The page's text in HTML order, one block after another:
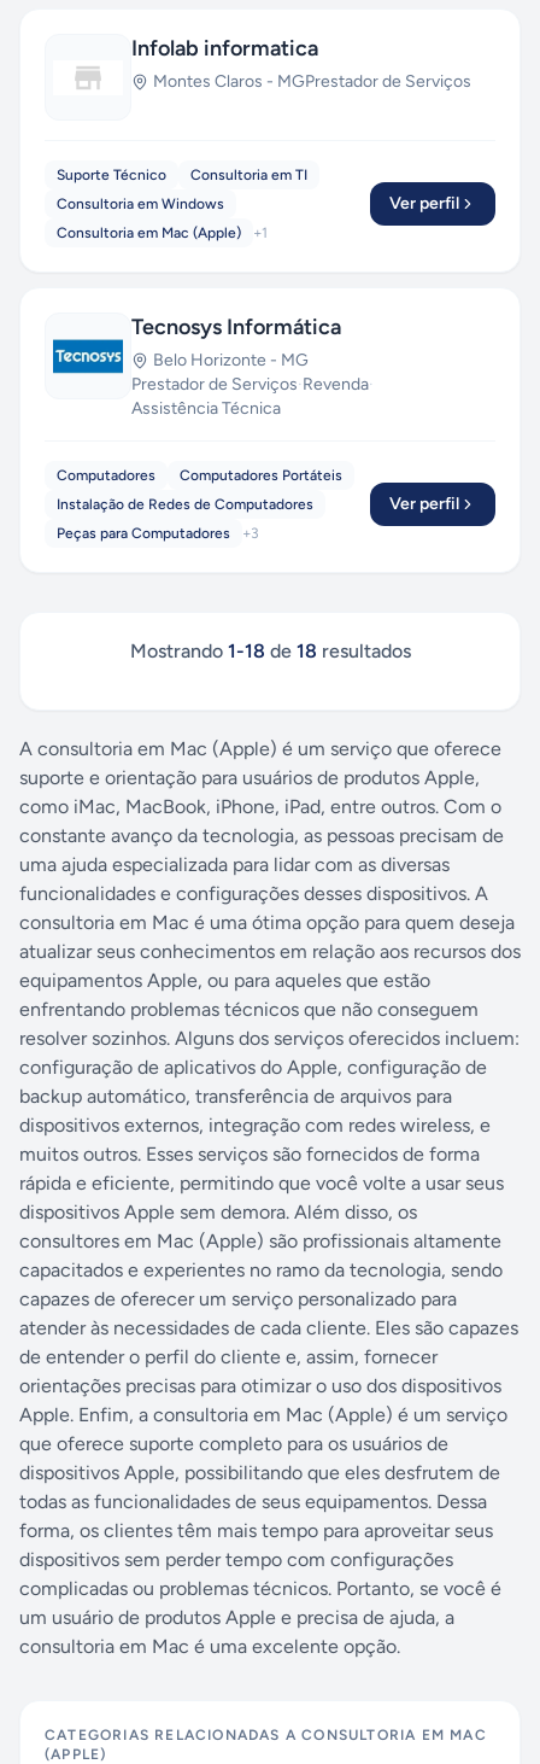
Infolab informatica
Montes Claros - MGPrestador de Serviços
Suporte Técnico
Consultoria em TI
Consultoria em Windows
Consultoria em Mac (Apple)
+1
Ver perfil
Tecnosys Informática
Belo Horizonte - MG
Prestador de Serviços·Revenda·
Assistência Técnica
Computadores
Computadores Portáteis
Instalação de Redes de Computadores
Peças para Computadores
+3
Ver perfil
Mostrando 1-18 de 18 resultados
A consultoria em Mac (Apple) é um serviço que oferece
suporte e orientação para usuários de produtos Apple,
como iMac, MacBook, iPhone, iPad, entre outros. Com o
constante avanço da tecnologia, as pessoas precisam de
uma ajuda especializada para lidar com as diversas
funcionalidades e configurações desses dispositivos. A
consultoria em Mac é uma ótima opção para quem deseja
atualizar seus conhecimentos em relação aos recursos dos
equipamentos Apple, ou para aqueles que estão
enfrentando problemas técnicos que não conseguem
resolver sozinhos. Alguns dos serviços oferecidos incluem:
configuração de aplicativos do Apple, configuração de
backup automático, transferência de arquivos para
dispositivos externos, integração com redes wireless, e
muitos outros. Esses serviços são fornecidos de forma
rápida e eficiente, permitindo que você volte a usar seus
dispositivos Apple sem demora. Além disso, os
consultores em Mac (Apple) são profissionais altamente
capacitados e experientes no ramo da tecnologia, sendo
capazes de oferecer um serviço personalizado para
atender às necessidades de cada cliente. Eles são capazes
de entender o perfil do cliente e, assim, fornecer
orientações precisas para otimizar o uso dos dispositivos
Apple. Enfim, a consultoria em Mac (Apple) é um serviço
que oferece suporte completo para os usuários de
dispositivos Apple, possibilitando que eles desfrutem de
todas as funcionalidades de seus equipamentos. Dessa
forma, os clientes têm mais tempo para aproveitar seus
dispositivos sem perder tempo com configurações
complicadas ou problemas técnicos. Portanto, se você é
um usuário de produtos Apple e precisa de ajuda, a
consultoria em Mac é uma excelente opção.
CATEGORIAS RELACIONADAS ACONSULTORIA EM MAC
(APPLE)